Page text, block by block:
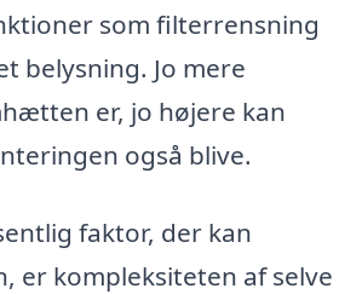
som filterrensning
belysning. Jo mere
er, jo højere kan
også blive.
faktor, der kan
er kompleksiteten af selve